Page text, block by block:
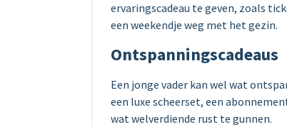
ervaringscadeau te geven, zoals
een weekendje weg met het gezin.
Ontspanningscadeaus
Een jonge vader kan wel wat
een luxe scheerset, een
wat welverdiende rust te gunnen.